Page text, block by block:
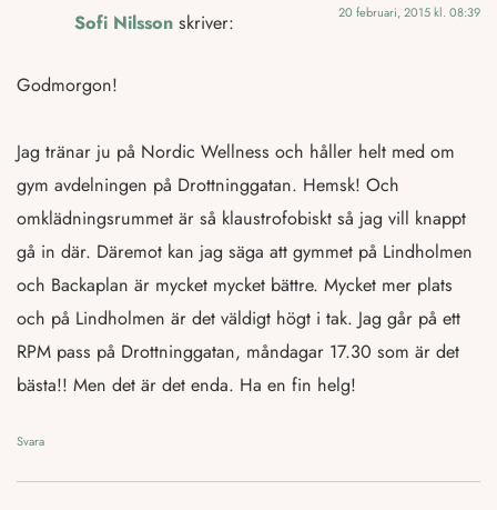
Sofi Nilsson skriver: 20 februari, 2015 kl. 08:39
Godmorgon!
Jag tränar ju på Nordic Wellness och håller helt med om
gym avdelningen på Drottninggatan. Hemsk! Och
omklädningsrummet är så klaustrofobiskt så jag vill knappt
gå in där. Däremot kan jag säga att gymmet på Lindholmen
och Backaplan är mycket mycket bättre. Mycket mer plats
och på Lindholmen är det väldigt högt i tak. Jag går på ett
RPM pass på Drottninggatan, måndagar 17.30 som är det
bästa!! Men det är det enda. Ha en fin helg!
Svara